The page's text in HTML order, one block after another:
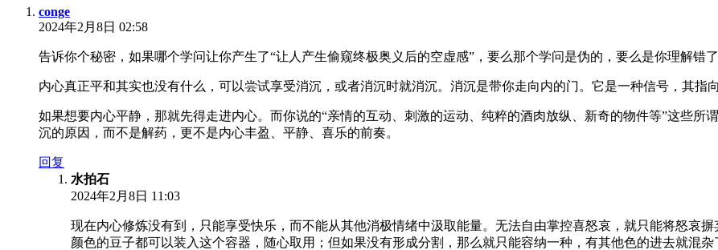
conge
2024年2月8日 02:58
告诉你个秘密，如果哪个学问让你产生了“让人产生偷窥终极奥义后的空虚感”，要么那个学问是伪的，要么是你理解错了
内心真正平和其实也没有什么，可以尝试享受消沉，或者消沉时就消沉。消沉是带你走向内的门。它是一种信号，其指
如果想要内心平静，那就先得走进内心。而你说的“亲情的互动、刺激的运动、纯粹的酒肉放纵、新奇的物件等”这些所
沉的原因，而不是解药，更不是内心丰盈、平静、喜乐的前奏。
回复
水拍石
2024年2月8日 11:03
现在内心修炼没有到，只能享受快乐，而不能从其他消极情绪中汲取能量。无法自由掌控喜怒哀，就只能将怒哀
颜色的豆子都可以装入这个容器，随心取用；但如果没有形成分割，那么就只能容纳一种，有其他色的进去就混